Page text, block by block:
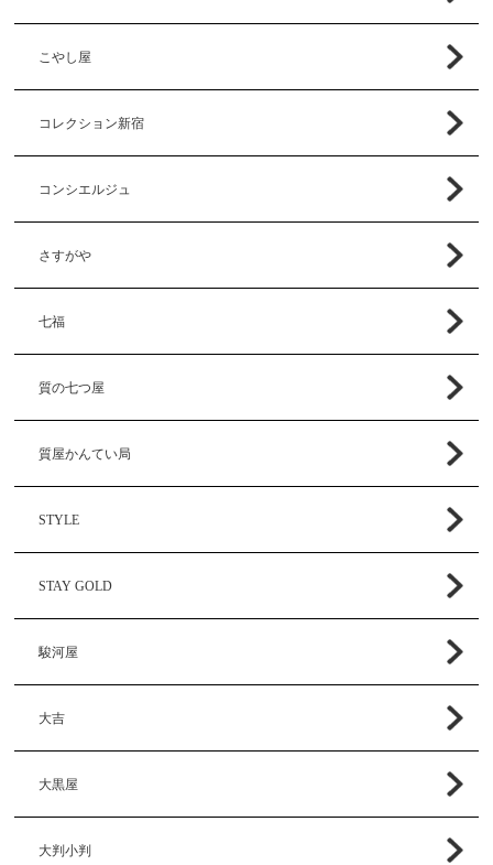
こやし屋
コレクション新宿
コンシエルジュ
さすがや
七福
質の七つ屋
質屋かんてい局
STYLE
STAY GOLD
駿河屋
大吉
大黒屋
大判小判